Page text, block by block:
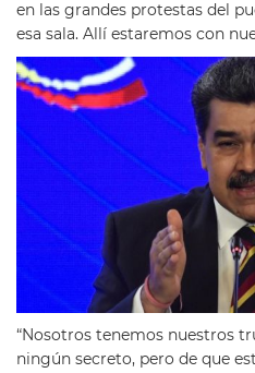
en las grandes protestas del
esa sala. Allí estaremos con
“Nosotros tenemos nuestros
ningún secreto, pero de que